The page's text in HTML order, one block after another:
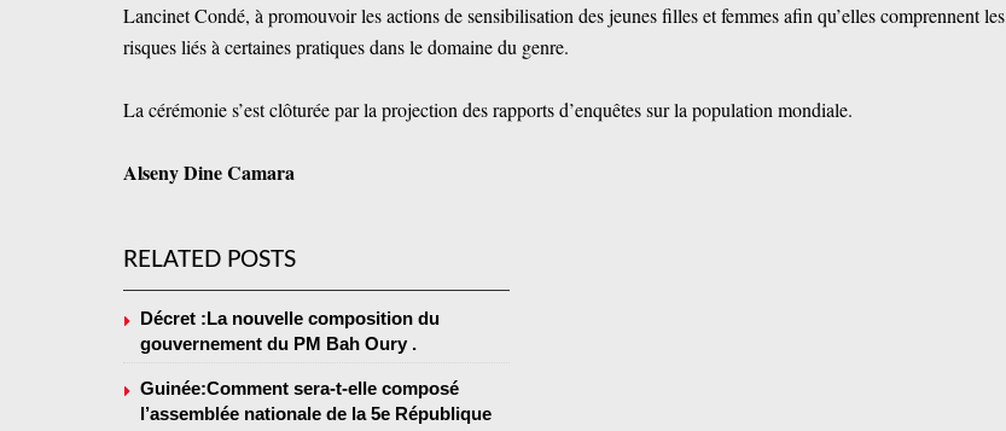
Lancinet Condé, à promouvoir les actions de sensibilisation des jeunes filles et femmes afin qu’elles comprennent les
risques liés à certaines pratiques dans le domaine du genre.
La cérémonie s’est clôturée par la projection des rapports d’enquêtes sur la population mondiale.
Alseny Dine Camara
RELATED POSTS
Décret :La nouvelle composition du
gouvernement du PM Bah Oury .
Guinée:Comment sera-t-elle composé
l’assemblée nationale de la 5e République